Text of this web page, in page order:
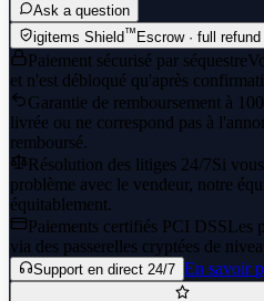
Ask a question
igitems Shield™ Escrow · full
Paiement sécurisé par séquestre
et n'est débloqué qu'après
Garantie de remboursement à
livrée ou ne correspond pas à
remboursé.
Résolution des litiges 24/7Si
problème avec le vendeur, notre
équitablement.
Paiements certifiés PCI DSSLes
via des passerelles cryptées de
Support en direct 24/7 En savoir